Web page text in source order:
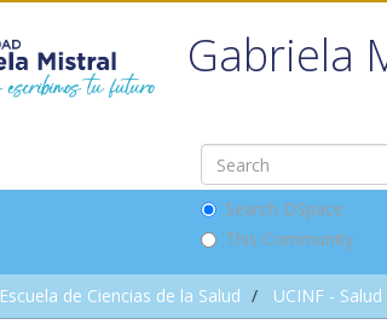
Gabriela
Search DSpace
This Community
Escuela de Ciencias de la Salud UCINF - Salud